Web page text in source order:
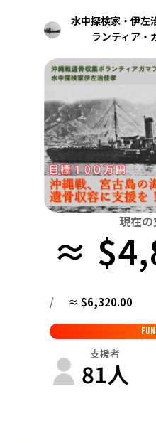
北海道 青森 岩手
茨城 栃木 群馬
新潟 富山 石川
三重 滋賀 京都
島根 岡山
愛媛
佐賀 長崎
水中探検家・伊左
ランティア・
現在
≈
/ ≈ $6,320.00
支援者
81人